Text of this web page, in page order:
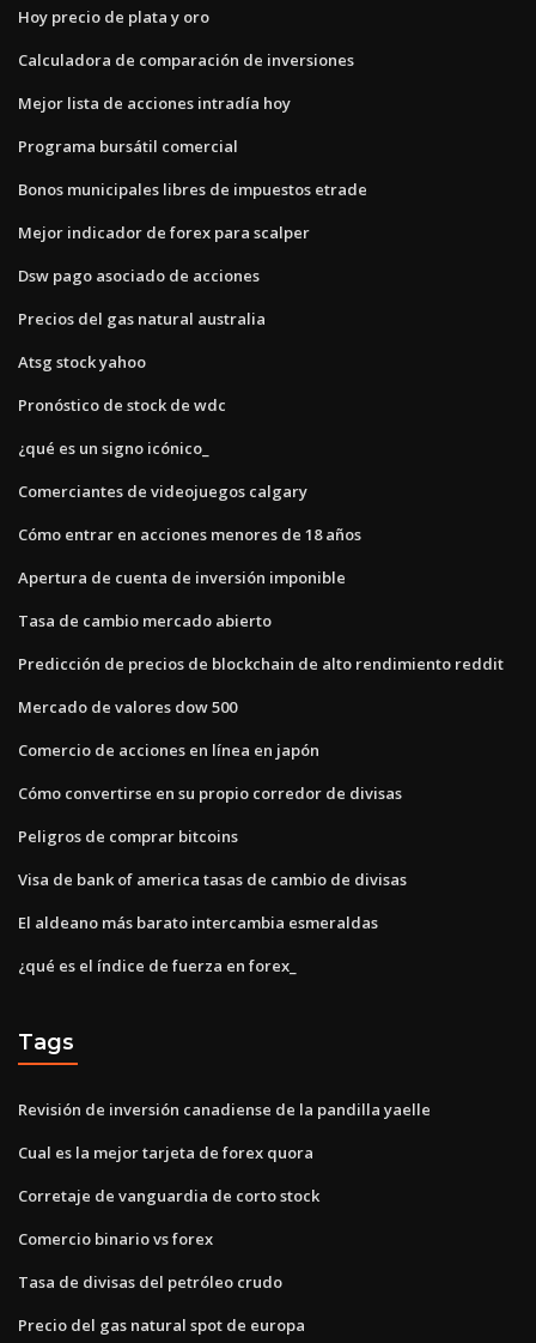
Hoy precio de plata y oro
Calculadora de comparación de inversiones
Mejor lista de acciones intradía hoy
Programa bursátil comercial
Bonos municipales libres de impuestos etrade
Mejor indicador de forex para scalper
Dsw pago asociado de acciones
Precios del gas natural australia
Atsg stock yahoo
Pronóstico de stock de wdc
¿qué es un signo icónico_
Comerciantes de videojuegos calgary
Cómo entrar en acciones menores de 18 años
Apertura de cuenta de inversión imponible
Tasa de cambio mercado abierto
Predicción de precios de blockchain de alto rendimiento reddit
Mercado de valores dow 500
Comercio de acciones en línea en japón
Cómo convertirse en su propio corredor de divisas
Peligros de comprar bitcoins
Visa de bank of america tasas de cambio de divisas
El aldeano más barato intercambia esmeraldas
¿qué es el índice de fuerza en forex_
Tags
Revisión de inversión canadiense de la pandilla yaelle
Cual es la mejor tarjeta de forex quora
Corretaje de vanguardia de corto stock
Comercio binario vs forex
Tasa de divisas del petróleo crudo
Precio del gas natural spot de europa